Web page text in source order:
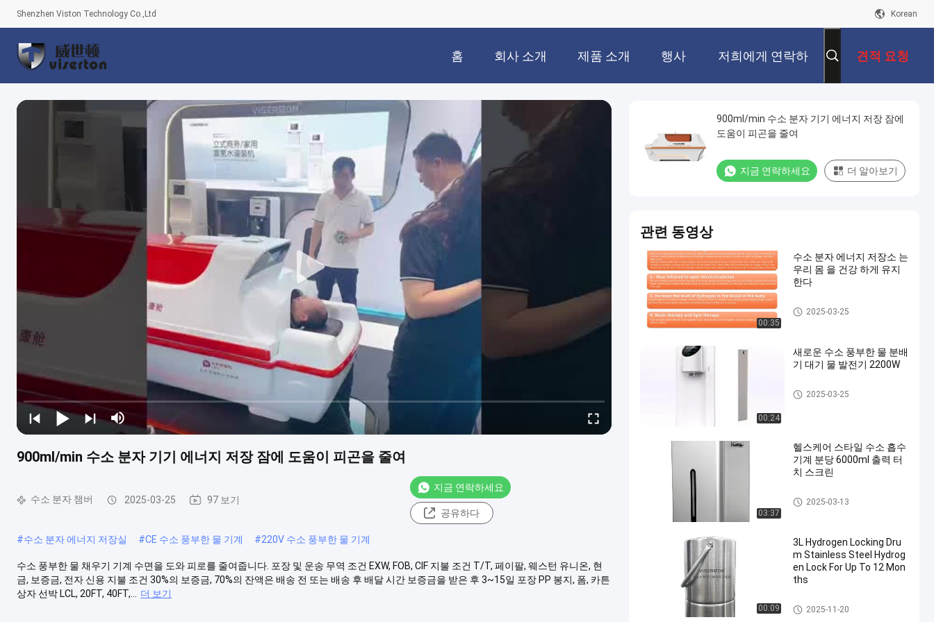
Shenzhen Viston Technology Co.,Ltd Korean
홈 회사 소개 제품 소개 행사 저희에게 연락하
십시오
견적 요청
900ml/min 수소 분자 기기 에너지 저장 잠에 도움이 피곤을 줄여
수소 분자 챔버 2025-03-25 97 보기
지금 연락하세요
공유하다
#수소 분자 에너지 저장실 #CE 수소 풍부한 물 기계 #220V 수소 풍부한 물 기계
수소 풍부한 물 채우기 기계 수면을 도와 피로를 줄여줍니다. 포장 및 운송 무역 조건 EXW, FOB, CIF 지불 조건 T/T, 페이팔, 웨스턴 유니온, 현
금, 보증금, 전자 신용 지불 조건 30%의 보증금, 70%의 잔액은 배송 전 또는 배송 후 배달 시간 보증금을 받은 후 3~15일 포장 PP 봉지, 폼, 카튼
상자 선박 LCL, 20FT, 40FT,...
더 보기
900ml/min 수소 분자 기기 에너지 저장 잠에
도움이 피곤을 줄여
지금 연락하세요 더 알아보기
관련 동영상
00:35
수소 분자 에너지 저장소 는
우리 몸 을 건강 하게 유지
한다
수소 분자 챔버
2025-03-25
00:24
새로운 수소 풍부한 물 분배
기 대기 물 발전기 2200W
수소가 풍부한 워터 머신
2025-03-25
03:37
헬스케어 스타일 수소 흡수
기계 분당 6000ml 출력 터
치 스크린
수소 흡입기 기계
2025-03-13
00:09
3L Hydrogen Locking Dru
m Stainless Steel Hydrog
en Lock For Up To 12 Mon
ths
수소가 풍부한 워터 머신
2025-11-20